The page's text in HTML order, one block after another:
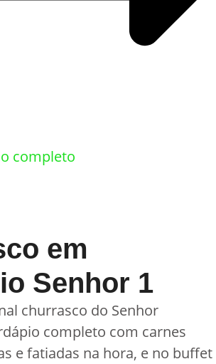
completo
em
Senhor 1
churrasco do Senhor
completo com carnes
e fatiadas na hora, e no buffet